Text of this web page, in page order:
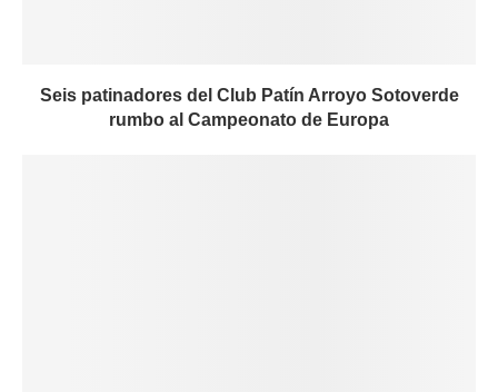
Seis patinadores del Club Patín Arroyo Sotoverde
rumbo al Campeonato de Europa